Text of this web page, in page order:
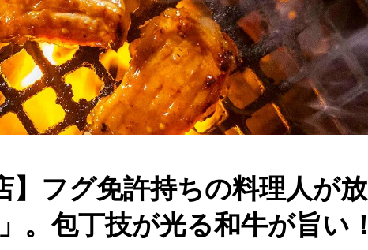
】フグ免許持ちの料理人が放
。包丁技が光る和牛が旨い！